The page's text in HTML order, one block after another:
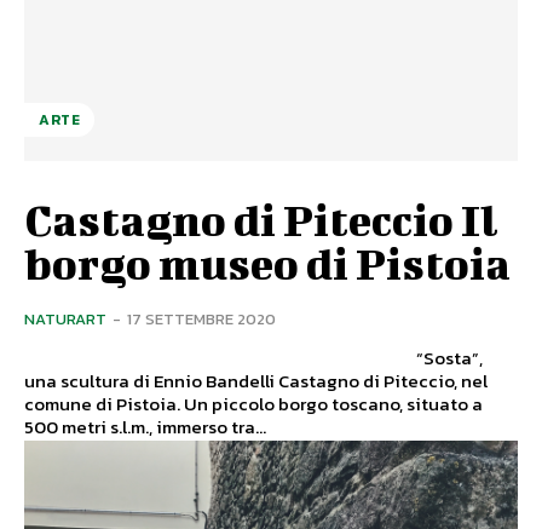
ARTE
Castagno di Piteccio Il
borgo museo di Pistoia
NATURART - 17 SETTEMBRE 2020
una scultura di Ennio Bandelli Castagno di Piteccio, nel
comune di Pistoia. Un piccolo borgo toscano, situato a
500 metri s.l.m., immerso tra...